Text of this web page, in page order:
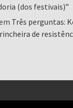
(dos festivais)”
Três perguntas:
de